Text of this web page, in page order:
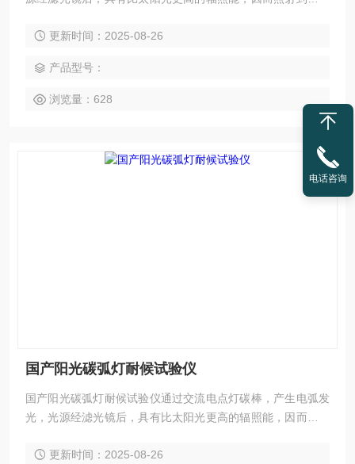
了能模拟日晒外，还可以模拟雨淋环境，即能通过加速法很好
更新时间：2025-08-26
产品型号：
浏览量：628
国产阳光碳弧灯耐候试验仪
国产阳光碳弧灯耐候试验仪通过交流电点灯碳棒，产生电弧发
光，光源经滤光镜后，具有比太阳光更高的辐照能，因而照射
置，除了能模拟日晒外，还可以模拟雨淋环境，即能通过加速
更新时间：2025-08-26
电话咨询